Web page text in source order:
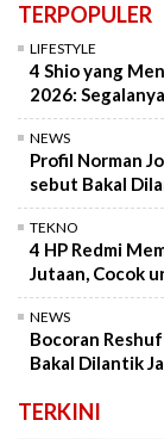
TERPOPULER
LIFESTYLE
4 Shio yang
2026:
NEWS
Profil Norman
sebut Bakal
TEKNO
4 HP Redmi
Jutaan, Cocok
NEWS
Bocoran
Bakal Dilantik
TERKINI